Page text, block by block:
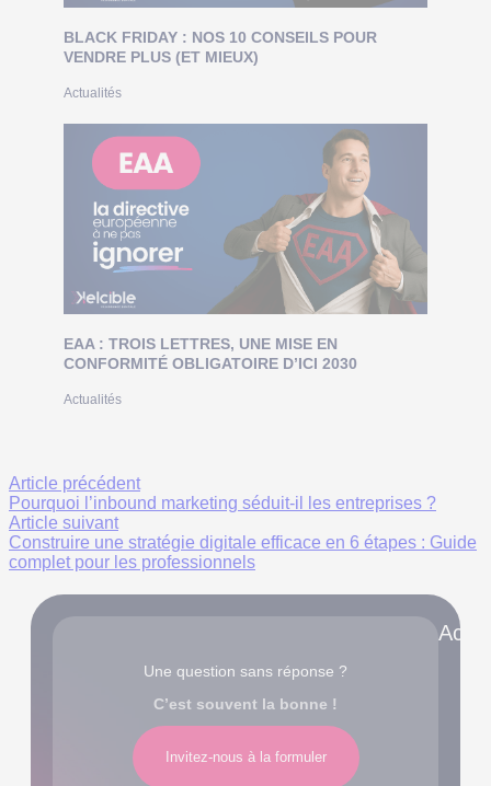
BLACK FRIDAY : NOS 10 CONSEILS POUR
VENDRE PLUS (ET MIEUX)
Actualités
EAA : TROIS LETTRES, UNE MISE EN
CONFORMITÉ OBLIGATOIRE D’ICI 2030
Actualités
Article précédent
Pourquoi l’inbound marketing séduit-il les entreprises ?
Article suivant
Construire une stratégie digitale efficace en 6 étapes : Guide
complet pour les professionnels
Une question sans réponse ?
C’est souvent la bonne !
Invitez-nous à la formuler